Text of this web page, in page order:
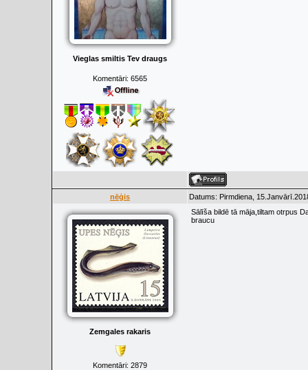
Vieglas smiltis Tev draugs
Komentāri: 6565
nēģis Datums: Pirmdiena,
Zemgales rakaris
Komentāri: 2879
Sālīša bildē tā māja,tiltam otrpus
braucu